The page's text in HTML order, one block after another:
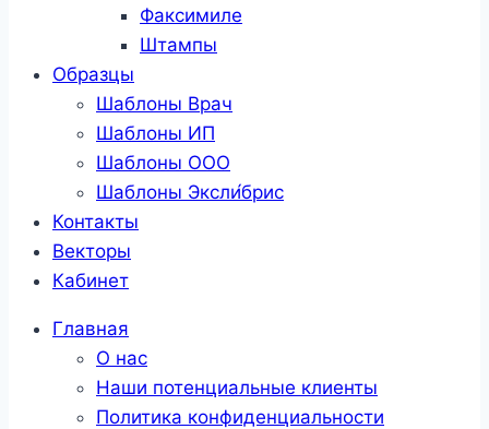
Факсимиле
Штампы
Образцы
Шаблоны Врач
Шаблоны ИП
Шаблоны ООО
Шаблоны Эксли́брис
Контакты
Векторы
Кабинет
Главная
О нас
Наши потенциальные клиенты
Политика конфиденциальности